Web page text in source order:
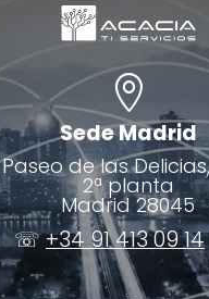

Sede Madrid
Paseo de las
2ª planta
Madrid 28045
☏+34 91 413 09 14